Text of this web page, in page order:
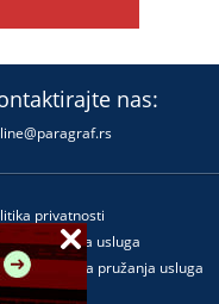
nas:
privatnosti
pružanja usluga
pravila pružanja usluga